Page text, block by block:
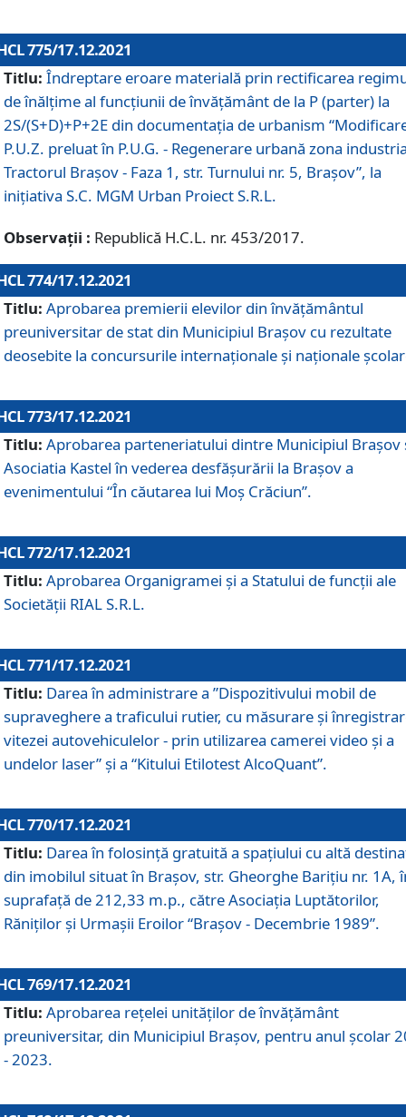
775/17.12.2021
Titlu: Îndreptare eroare materială prin rectificarea
de înălţime al funcţiunii de învăţământ de la P (parter) la
2S/(S+D)+P+2E din documentaţia de urbanism
P.U.Z. preluat în P.U.G. - Regenerare urbană zona
Tractorul Braşov - Faza 1, str. Turnului nr. 5, Braşov”, la
iniţiativa S.C. MGM Urban Proiect S.R.L.
Observații : Republică H.C.L. nr. 453/2017.
774/17.12.2021
Titlu: Aprobarea premierii elevilor din învățământul
preuniversitar de stat din Municipiul Brașov cu rezultate
deosebite la concursurile internaționale și naționale
773/17.12.2021
Titlu: Aprobarea parteneriatului dintre Municipiul Brașov
Asociatia Kastel în vederea desfăşurării la Brașov a
evenimentului “În căutarea lui Moș Crăciun”.
772/17.12.2021
Titlu: Aprobarea Organigramei şi a Statului de funcţii ale
Societăţii RIAL S.R.L.
771/17.12.2021
Titlu: Darea în administrare a ”Dispozitivului mobil de
supraveghere a traficului rutier, cu măsurare și
vitezei autovehiculelor - prin utilizarea camerei video și a
undelor laser” și a “Kitului Etilotest AlcoQuant”.
770/17.12.2021
Titlu: Darea în folosinţă gratuită a spaţiului cu altă
din imobilul situat în Braşov, str. Gheorghe Bariţiu nr. 1A,
suprafaţă de 212,33 m.p., către Asociaţia Luptătorilor,
Răniţilor şi Urmaşii Eroilor “Braşov - Decembrie 1989”.
769/17.12.2021
Titlu: Aprobarea reţelei unităţilor de învăţământ
preuniversitar, din Municipiul Braşov, pentru anul şcolar
- 2023.